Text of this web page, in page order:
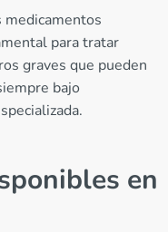
medicamentos
para tratar
graves que pueden
bajo
en